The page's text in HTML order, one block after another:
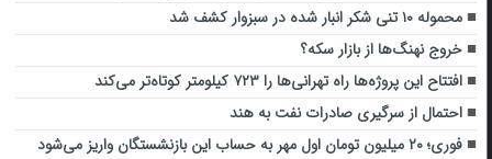
محموله ۱۰ تنی شکر انبار شده در سبزوار کشف شد
خروج نهنگ‌ها از بازار سکه؟
افتتاح این پروژه‌ها راه تهرانی‌ها را ۷۲۳ کیلومتر کوتاه‌تر می‌کند
احتمال از سرگیری صادرات نفت به هند
فوری؛ ۲۰ میلیون تومان اول مهر به حساب این بازنشستگان واریز می‌شود